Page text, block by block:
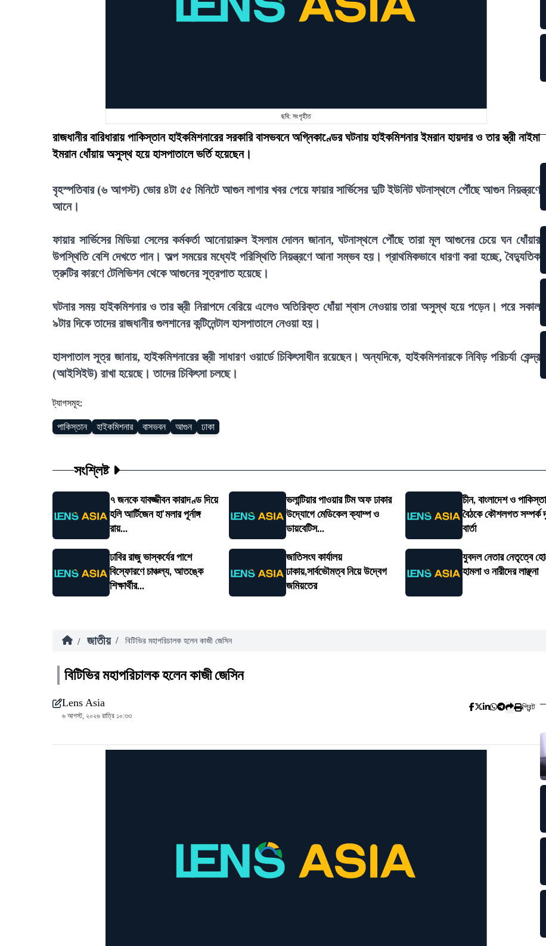
ছবি: সংগৃহীত
রাজধানীর বারিধারায় পাকিস্তান হাইকমিশনারের সরকারি বাসভবনে অগ্নিকাণ্ডের ঘটনায় হাইকমিশনার ইমরান হায়দার ও তার স্ত্রী নাইমা
ইমরান ধোঁয়ায় অসুস্থ হয়ে হাসপাতালে ভর্তি হয়েছেন।
বৃহস্পতিবার (৬ আগস্ট) ভোর ৪টা ৫৫ মিনিটে আগুন লাগার খবর পেয়ে ফায়ার সার্ভিসের দুটি ইউনিট ঘটনাস্থলে পৌঁছে আগুন নিয়ন্ত্রণে
আনে।
ফায়ার সার্ভিসের মিডিয়া সেলের কর্মকর্তা আনোয়ারুল ইসলাম দোলন জানান, ঘটনাস্থলে পৌঁছে তারা মূল আগুনের চেয়ে ঘন ধোঁয়ার
উপস্থিতি বেশি দেখতে পান। অল্প সময়ের মধ্যেই পরিস্থিতি নিয়ন্ত্রণে আনা সম্ভব হয়। প্রাথমিকভাবে ধারণা করা হচ্ছে, বৈদ্যুতিক
ত্রুটির কারণে টেলিভিশন থেকে আগুনের সূত্রপাত হয়েছে।
ঘটনার সময় হাইকমিশনার ও তার স্ত্রী নিরাপদে বেরিয়ে এলেও অতিরিক্ত ধোঁয়া শ্বাস নেওয়ায় তারা অসুস্থ হয়ে পড়েন। পরে সকাল
৯টার দিকে তাদের রাজধানীর গুলশানের কন্টিনেন্টাল হাসপাতালে নেওয়া হয়।
হাসপাতাল সূত্র জানায়, হাইকমিশনারের স্ত্রী সাধারণ ওয়ার্ডে চিকিৎসাধীন রয়েছেন। অন্যদিকে, হাইকমিশনারকে নিবিড় পরিচর্যা কেন্দ্র
(আইসিইউ) রাখা হয়েছে। তাদের চিকিৎসা চলছে।
ট্যাগসমূহ:
পাকিস্তান হাইকমিশনার বাসভবন আগুন ঢাকা
সংশ্লিষ্ট
৭ জনকে যাবজ্জীবন কারাদণ্ড দিয়ে
হলি আর্টিজেন হা'মলার পূর্নাঙ্গ
রায়...
ভলান্টিয়ার পাওয়ার টিম অফ ঢাকার
উদ্যোগে মেডিকেল ক্যাম্প ও
ডায়বেটিস...
চীন, বাংলাদেশ ও
বৈঠকে কৌশলগত সম্পর্ক
বার্তা
ঢাবির রাজু ভাস্কর্যের পাশে
বিস্ফোরণে চাঞ্চল্য, আতঙ্কে
শিক্ষার্থীর...
জাতিসংঘ কার্যালয়
ঢাকায়,সার্বভৌমত্ব নিয়ে উদ্বেগ
জমিয়তের
যুবদল নেতার নেতৃত্বে
হামলা ও নারীদের লাঞ্ছনা
/ জাতীয় / বিটিভির মহাপরিচালক হলেন কাজী জেসিন
বিটিভির মহাপরিচালক হলেন কাজী জেসিন
Lens Asia
৬ আগস্ট, ২০২৬ রাত্রি ১০:৩৩
প্রিন্ট